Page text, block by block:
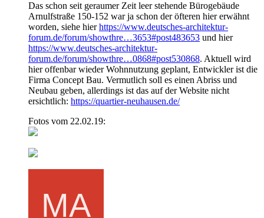
Das schon seit geraumer Zeit leer stehende Bürogebäude
Arnulfstraße 150-152 war ja schon der öfteren hier erwähnt
worden, siehe hierhttps://www.deutsches-architektur-
forum.de/forum/showthre…3653#post483653 und hier
https://www.deutsches-architektur-
forum.de/forum/showthre…0868#post530868. Aktuell wird
hier offenbar wieder Wohnnutzung geplant, Entwickler ist die
Firma Concept Bau. Vermutlich soll es einen Abriss und
Neubau geben, allerdings ist das auf der Website nicht
ersichtlich: https://quartier-neuhausen.de/
Fotos vom 22.02.19: